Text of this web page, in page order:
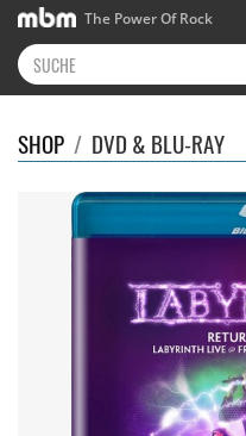
The Power Of Rock
SHOP / DVD & BLU-RAY